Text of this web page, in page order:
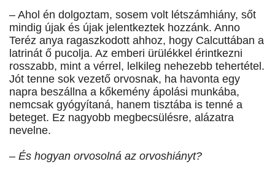
– Ahol én dolgoztam, sosem volt létszámhiány, sőt
mindig újak és újak jelentkeztek hozzánk. Anno
Teréz anya ragaszkodott ahhoz, hogy Calcuttában a
latrinát ő pucolja. Az emberi ürülékkel érintkezni
rosszabb, mint a vérrel, lelkileg nehezebb tehertétel.
Jót tenne sok vezető orvosnak, ha havonta egy
napra beszállna a kőkemény ápolási munkába,
nemcsak gyógyítaná, hanem tisztába is tenné a
beteget. Ez nagyobb megbecsülésre, alázatra
nevelne.
– És hogyan orvosolná az orvoshiányt?